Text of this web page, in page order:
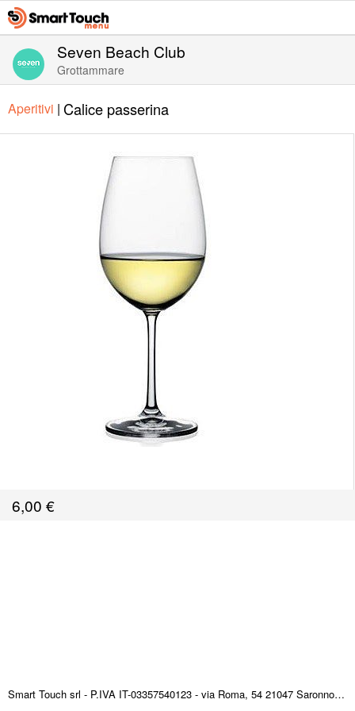
Seven Beach Club
Grottammare
Aperitivi | Calice passerina
6,00 €
Smart Touch srl - P.IVA IT-03357540123 - via Roma, 54 21047 Saronno (VA) ITALY